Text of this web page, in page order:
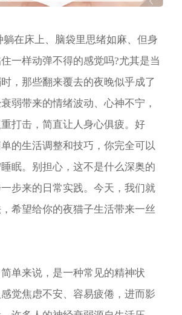
床上、脑袋里思绪如麻、但身
一样动弹不得的感觉吗?尤其是当
，那些翻来覆去的夜晚似乎成了
弱带来的情绪波动、心神不宁，
打击，简直让人身心俱疲。好
的生活调整和技巧，你完全可以
眠。别担心，这不是什么深奥的
步来的日常实践。今天，我们就
希望给你的夜猫子生活带来一丝
来说，是一种常见的精神状
觉焦虑不安、容易疲倦，进而影